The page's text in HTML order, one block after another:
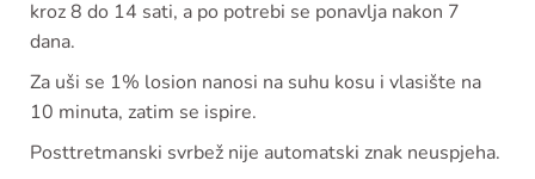
kroz 8 do 14 sati, a po potrebi se ponavlja nakon 7
dana.
Za uši se 1% losion nanosi na suhu kosu i vlasište na
10 minuta, zatim se ispire.
Posttretmanski svrbež nije automatski znak neuspjeha.